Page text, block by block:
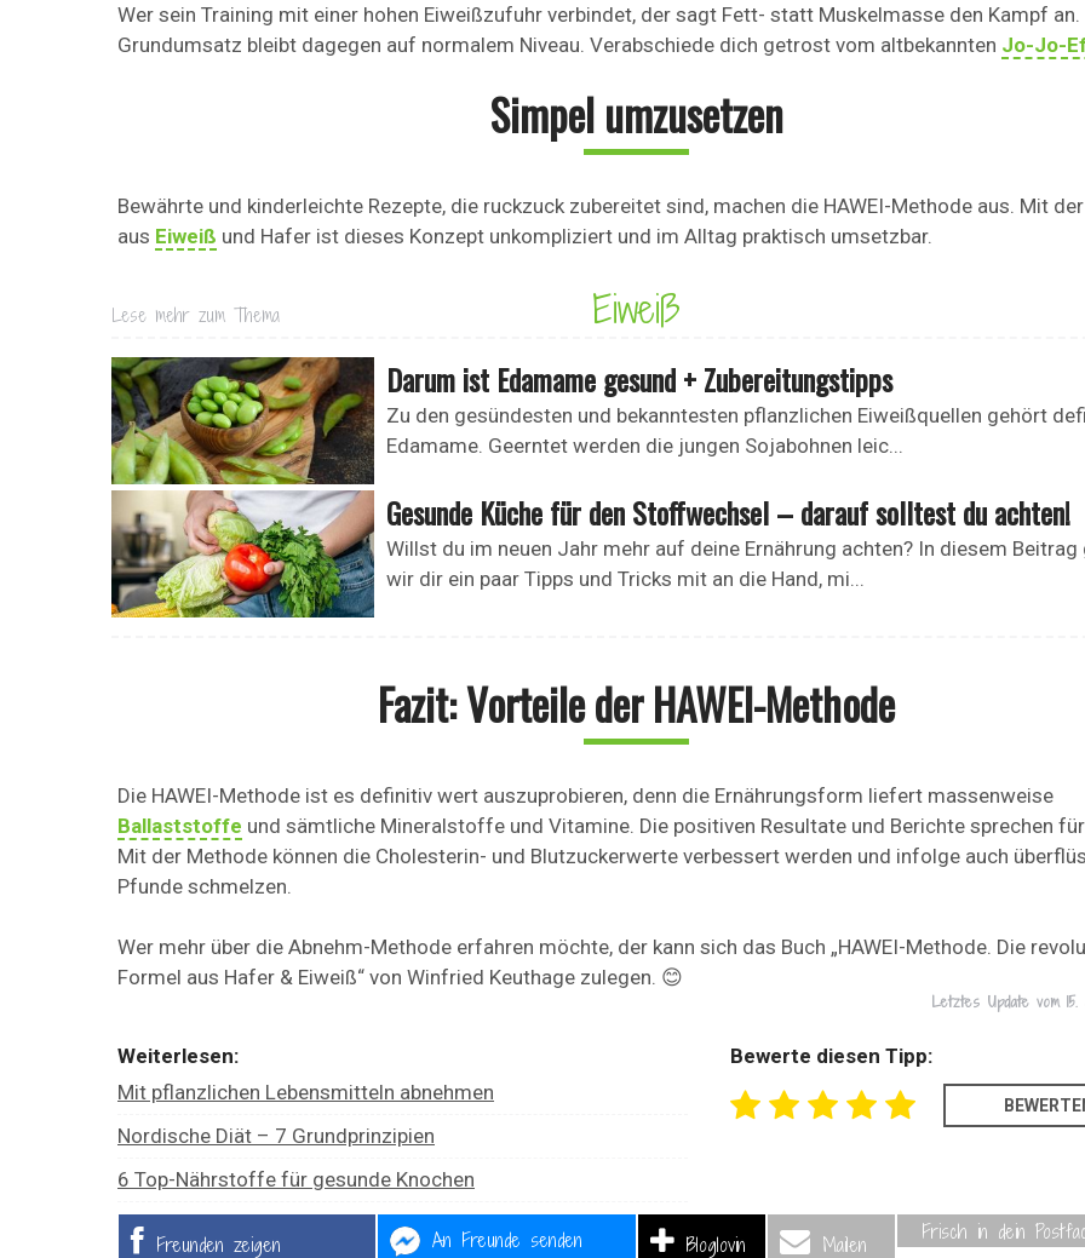
Wer sein Training mit einer hohen Eiweißzufuhr verbindet, der sagt Fett- statt Muskelmasse den Kampf an.
Grundumsatz bleibt dagegen auf normalem Niveau. Verabschiede dich getrost vom altbekannten Jo-Jo-
Simpel umzusetzen
Bewährte und kinderleichte Rezepte, die ruckzuck zubereitet sind, machen die HAWEI-Methode aus. Mit
aus Eiweiß und Hafer ist dieses Konzept unkompliziert und im Alltag praktisch umsetzbar.
Lese mehr zum Thema Eiweiß
Darum ist Edamame gesund + Zubereitungstipps
Zu den gesündesten und bekanntesten pflanzlichen Eiweißquellen gehört
Edamame. Geerntet werden die jungen Sojabohnen leic...
Gesunde Küche für den Stoffwechsel – darauf solltest du achten!
Willst du im neuen Jahr mehr auf deine Ernährung achten? In diesem Beitrag
wir dir ein paar Tipps und Tricks mit an die Hand, mi...
Fazit: Vorteile der HAWEI-Methode
Die HAWEI-Methode ist es definitiv wert auszuprobieren, denn die Ernährungsform liefert massenweise
Ballaststoffe und sämtliche Mineralstoffe und Vitamine. Die positiven Resultate und Berichte sprechen
Mit der Methode können die Cholesterin- und Blutzuckerwerte verbessert werden und infolge auch
Pfunde schmelzen.
Wer mehr über die Abnehm-Methode erfahren möchte, der kann sich das Buch „HAWEI-Methode. Die
Formel aus Hafer & Eiweiß“ von Winfried Keuthage zulegen. 😊
Letztes Update vom
Weiterlesen:
Mit pflanzlichen Lebensmitteln abnehmen
Nordische Diät – 7 Grundprinzipien
6 Top-Nährstoffe für gesunde Knochen
Bewerte diesen Tipp:
Freunden zeigen An Freunde senden Bloglovin Mailen Frisch in dein